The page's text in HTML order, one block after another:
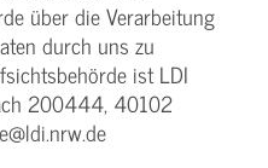
über die Verarbeitung
durch uns zu
ist LDI
200444, 40102